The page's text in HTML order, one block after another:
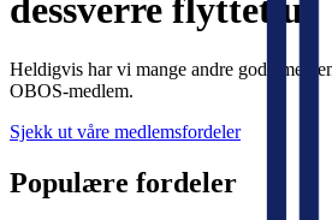
dessverre flyttet ut
Heldigvis har vi mange andre gode
OBOS-medlem.
Sjekk ut våre medlemsfordeler
Populære fordeler